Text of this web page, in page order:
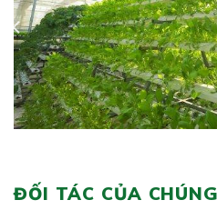
ĐỐI TÁC CỦA